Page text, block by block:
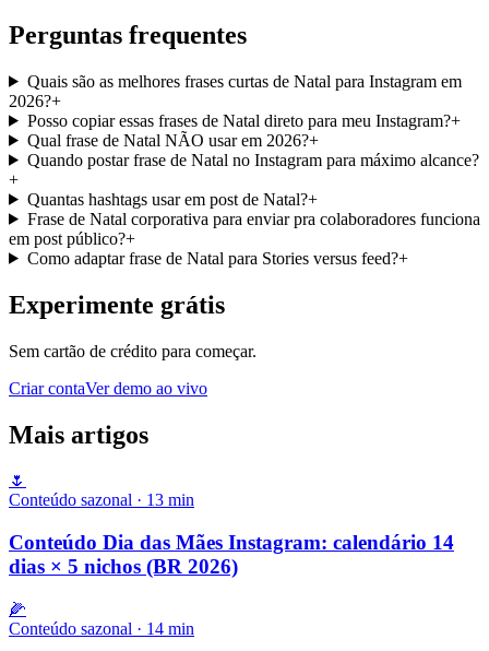
Perguntas frequentes
Quais são as melhores frases curtas de Natal para Instagram em
2026?+
Posso copiar essas frases de Natal direto para meu Instagram?+
Qual frase de Natal NÃO usar em 2026?+
Quando postar frase de Natal no Instagram para máximo alcance?
+
Quantas hashtags usar em post de Natal?+
Frase de Natal corporativa para enviar pra colaboradores funciona
em post público?+
Como adaptar frase de Natal para Stories versus feed?+
Experimente grátis
Sem cartão de crédito para começar.
Criar contaVer demo ao vivo
Mais artigos
🌷
Conteúdo sazonal · 13 min
Conteúdo Dia das Mães Instagram: calendário 14
dias × 5 nichos (BR 2026)
🌽
Conteúdo sazonal · 14 min